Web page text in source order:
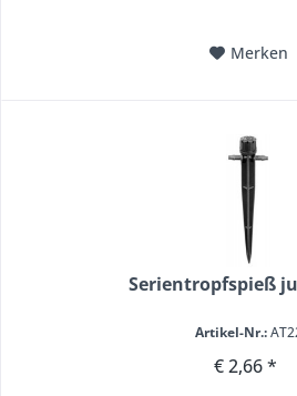
Merken
Serientropfspieß
Artikel-Nr.:
€ 2,66 *